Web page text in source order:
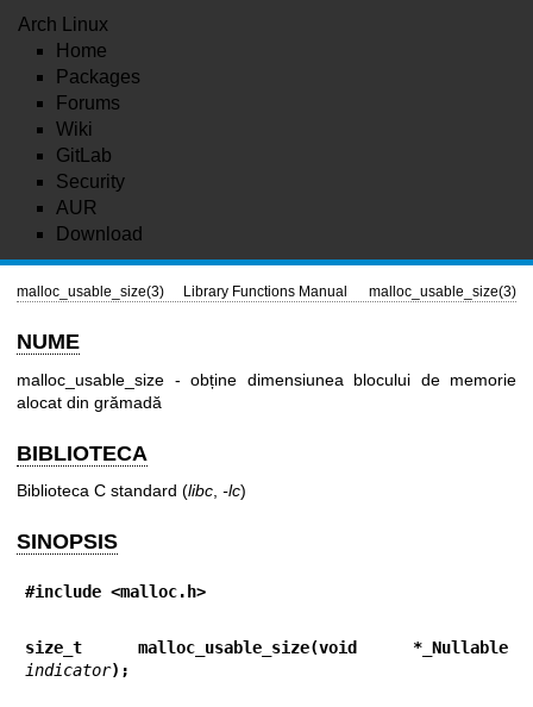
Arch Linux
Home
Packages
Forums
Wiki
GitLab
Security
AUR
Download
malloc_usable_size(3) Library Functions Manual malloc_usable_size(3)
NUME
malloc_usable_size - obține dimensiunea blocului de memorie
alocat din grămadă
BIBLIOTECA
Biblioteca C standard (libc -lc)
SINOPSIS
#include <malloc.h>
indicator);